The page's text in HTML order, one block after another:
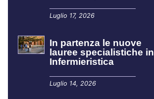
Luglio 17, 2026
In partenza le nuove
lauree specialistiche in
Infermieristica
Luglio 14, 2026